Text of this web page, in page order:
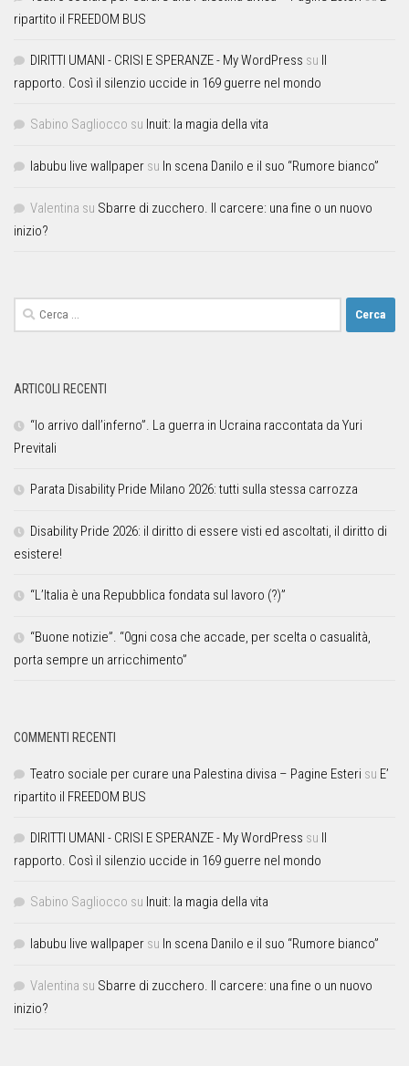
ripartito il FREEDOM BUS
DIRITTI UMANI - CRISI E SPERANZE - My WordPress su Il
rapporto. Così il silenzio uccide in 169 guerre nel mondo
Sabino Sagliocco su Inuit: la magia della vita
labubu live wallpaper su In scena Danilo e il suo “Rumore bianco”
Valentina su Sbarre di zucchero. Il carcere: una fine o un nuovo
inizio?
ARTICOLI RECENTI
“Io arrivo dall’inferno”. La guerra in Ucraina raccontata da Yuri
Previtali
Parata Disability Pride Milano 2026: tutti sulla stessa carrozza
Disability Pride 2026: il diritto di essere visti ed ascoltati, il diritto di
esistere!
“L’Italia è una Repubblica fondata sul lavoro (?)”
“Buone notizie”. “0gni cosa che accade, per scelta o casualità,
porta sempre un arricchimento”
COMMENTI RECENTI
Teatro sociale per curare una Palestina divisa – Pagine Esteri su E’
ripartito il FREEDOM BUS
DIRITTI UMANI - CRISI E SPERANZE - My WordPress su Il
rapporto. Così il silenzio uccide in 169 guerre nel mondo
Sabino Sagliocco su Inuit: la magia della vita
labubu live wallpaper su In scena Danilo e il suo “Rumore bianco”
Valentina su Sbarre di zucchero. Il carcere: una fine o un nuovo
inizio?